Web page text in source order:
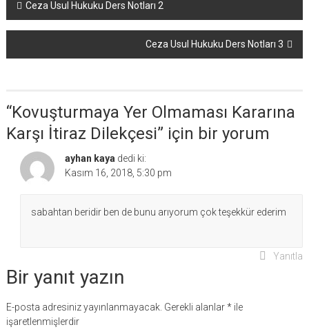
dolaşımı
Ceza Usul Hukuku Ders Notları 2
Ceza Usul Hukuku Ders Notları 3
“Kovuşturmaya Yer Olmaması Kararına
Karşı İtiraz Dilekçesi” için bir yorum
ayhan kaya dedi ki:
Kasım 16, 2018, 5:30 pm
sabahtan beridir ben de bunu arıyorum çok teşekkür ederim
Yanıtla
Bir yanıt yazın
E-posta adresiniz yayınlanmayacak. Gerekli alanlar*ile
işaretlenmişlerdir